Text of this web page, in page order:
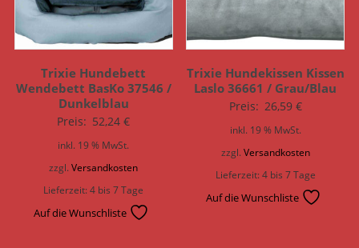
Trixie Hundebett
Wendebett BasKo 37546 /
Dunkelblau
Preis: 52,24€
inkl. 19 % MwSt.
zzgl.Versandkosten
Lieferzeit:4 bis 7 Tage
Auf die Wunschliste
Trixie Hundekissen Kissen
Laslo 36661 / Grau/Blau
Preis: 26,59 €
inkl. 19 % MwSt.
zzgl.Versandkosten
Lieferzeit:4 bis 7 Tage
Auf die Wunschliste